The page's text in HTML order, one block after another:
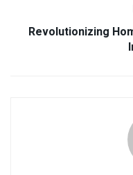
Revolutionizing